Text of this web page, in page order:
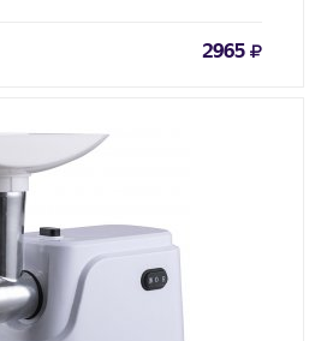
2965